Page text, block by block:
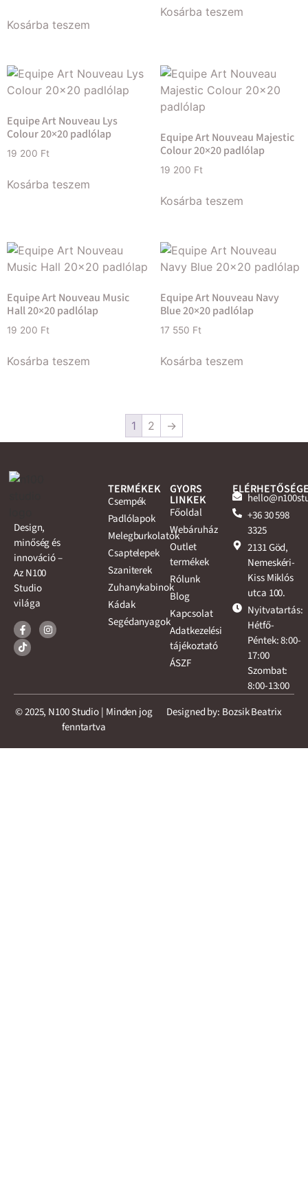
Kosárba teszem
Kosárba teszem
Equipe Art Nouveau Lys
Colour 20×20 padlólap
19 200 Ft
Kosárba teszem
Equipe Art Nouveau Majestic
Colour 20×20 padlólap
19 200 Ft
Kosárba teszem
Equipe Art Nouveau Music
Hall 20×20 padlólap
19 200 Ft
Kosárba teszem
Equipe Art Nouveau Navy
Blue 20×20 padlólap
17 550 Ft
Kosárba teszem
1 2 →
Design,
minőség és
innováció –
Az N100
Studio
világa
TERMÉKEK
Csempék
Padlólapok
Melegburkolatok
Csaptelepek
Szaniterek
Zuhanykabinok
Kádak
Segédanyagok
GYORS
LINKEK
Főoldal
Webáruház
Outlet
termékek
Rólunk
Blog
Kapcsolat
Adatkezelési
tájékoztató
ÁSZF
+36 30 598
3325
2131 Göd,
Nemeskéri-
Kiss Miklós
utca 100.
Nyitvatartás:
Hétfő-
Péntek: 8:00-
17:00
Szombat:
8:00-13:00
© 2025, N100 Studio | Minden jog
fenntartva
Designed by: Bozsik Beatrix